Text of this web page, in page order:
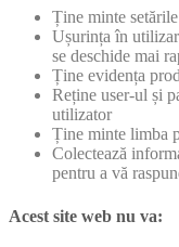
Ține minte
Ușurința în
se deschide mai
Ține evidența
Reține user-ul și
utilizator
Ține minte limba
Colectează
pentru a vă
Acest site web nu va: